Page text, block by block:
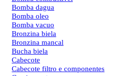
Bomba dagua
Bomba oleo
Bomba vacuo
Bronzina biela
Bronzina mancal
Bucha biela
Cabecote
Cabecote filtro e componentes